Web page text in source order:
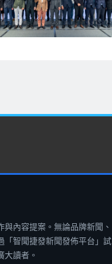
內容提案。無論品牌新聞、
「智聞捷發新聞發佈平台」試
大讀者。